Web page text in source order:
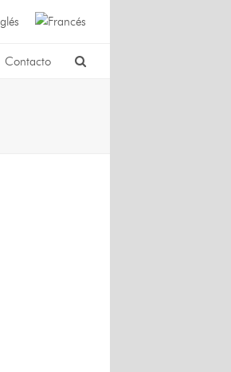
Contacto